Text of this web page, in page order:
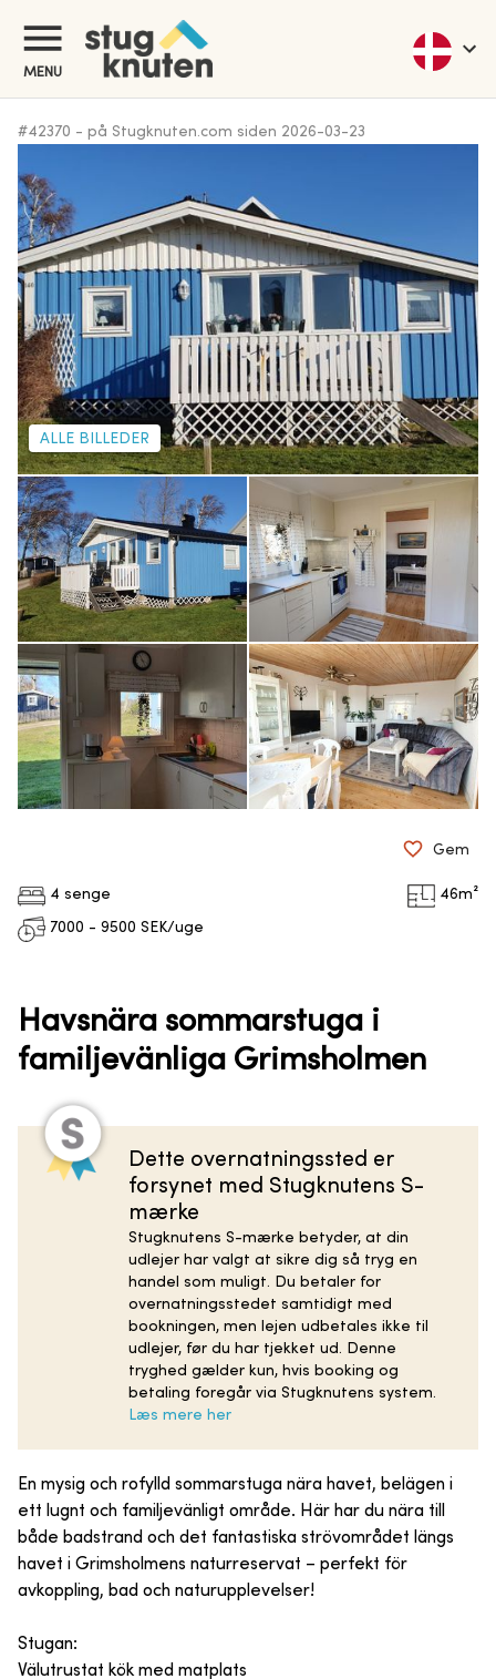
MENU
#42370 - på Stugknuten.com siden 2026-03-23
ALLE BILLEDER
4 senge 46m²
7000 - 9500 SEK/uge
Gem
Havsnära sommarstuga i
familjevänliga Grimsholmen
Dette overnatningssted er
forsynet med Stugknutens S-
mærke
Stugknutens S-mærke betyder, at din
udlejer har valgt at sikre dig så tryg en
handel som muligt. Du betaler for
overnatningsstedet samtidigt med
bookningen, men lejen udbetales ikke til
udlejer, før du har tjekket ud. Denne
tryghed gælder kun, hvis booking og
betaling foregår via Stugknutens system.
Læs mere her
En mysig och rofylld sommarstuga nära havet, belägen i
ett lugnt och familjevänligt område. Här har du nära till
både badstrand och det fantastiska strövområdet längs
havet i Grimsholmens naturreservat – perfekt för
avkoppling, bad och naturupplevelser!
Stugan:
Välutrustat kök med matplats